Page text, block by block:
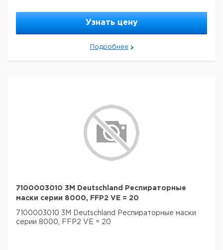
Узнать цену
Подробнее
7100003010 3M Deutschland Респираторные
маски серии 8000, FFP2 VE = 20
7100003010 3M Deutschland Респираторные маски
серии 8000, FFP2 VE = 20